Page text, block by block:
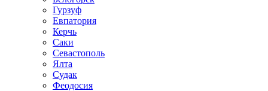
Гурзуф
Евпатория
Керчь
Саки
Севастополь
Ялта
Судак
Феодосия